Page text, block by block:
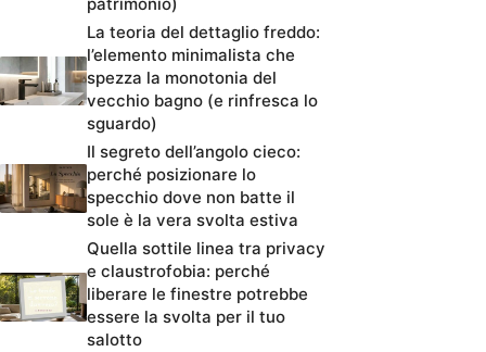
patrimonio)
La teoria del dettaglio freddo:
l’elemento minimalista che
spezza la monotonia del
vecchio bagno (e rinfresca lo
sguardo)
Il segreto dell’angolo cieco:
perché posizionare lo
specchio dove non batte il
sole è la vera svolta estiva
Quella sottile linea tra privacy
e claustrofobia: perché
liberare le finestre potrebbe
essere la svolta per il tuo
salotto